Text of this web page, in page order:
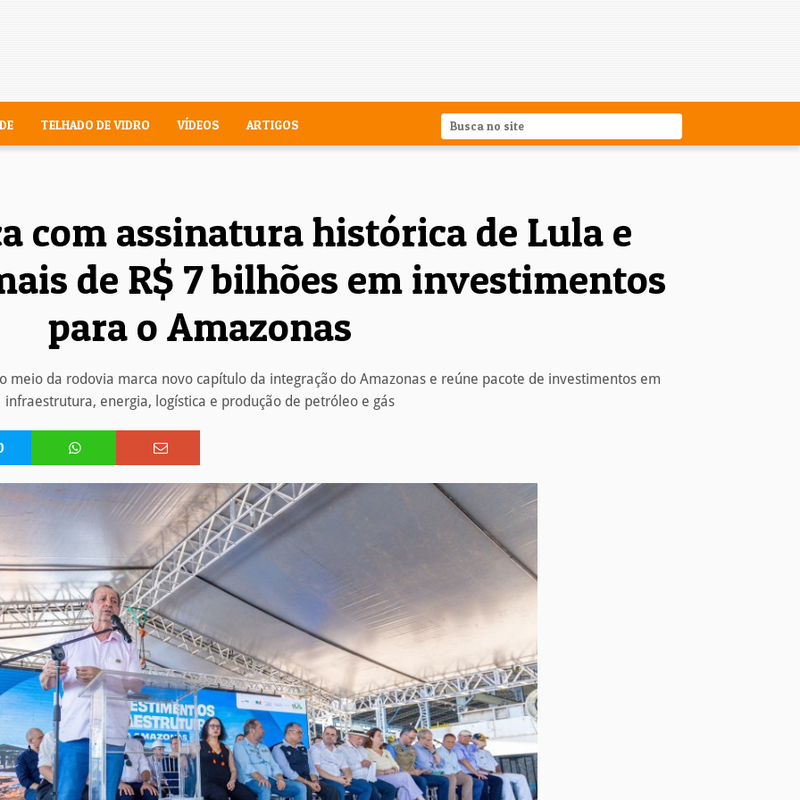
TELHADO DE VIDRO VÍDEOS ARTIGOS
com assinatura histórica de Lula e
de R$ 7 bilhões em investimentos
para o Amazonas
meio da rodovia marca novo capítulo da integração do Amazonas e reúne pacote de investimentos em
infraestrutura, energia, logística e produção de petróleo e gás